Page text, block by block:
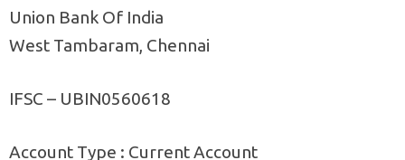
Union Bank Of India
West Tambaram, Chennai
IFSC – UBIN0560618
Account Type : Current Account